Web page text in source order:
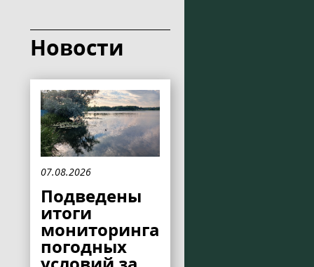
Новости
07.08.2026
Подведены
итоги
мониторинга
погодных